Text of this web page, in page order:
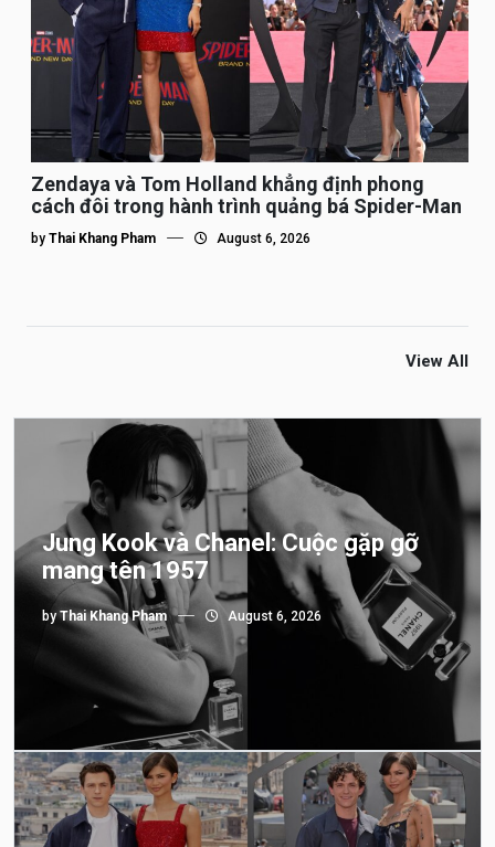
Zendaya và Tom Holland khẳng định phong
cách đôi trong hành trình quảng bá Spider-Man
by Thai Khang Pham August 6, 2026
View All
Jung Kook và Chanel: Cuộc gặp gỡ
mang tên 1957
byThai Khang Pham August 6, 2026